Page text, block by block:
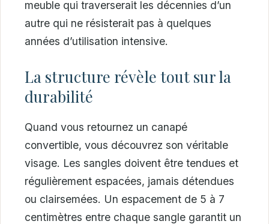
meuble qui traverserait les décennies d’un
autre qui ne résisterait pas à quelques
années d’utilisation intensive.
La structure révèle tout sur la
durabilité
Quand vous retournez un canapé
convertible, vous découvrez son véritable
visage. Les sangles doivent être tendues et
régulièrement espacées, jamais détendues
ou clairsemées. Un espacement de 5 à 7
centimètres entre chaque sangle garantit un